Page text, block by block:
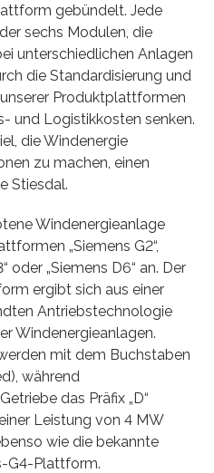
gebündelt. Jede
sechs Modulen, die
unterschiedlichen Anlagen
die Standardisierung und
Produktplattformen
und Logistikkosten senken.
die Windenergie
zu machen, einen
Stiesdal.
Windenergieanlage
„Siemens G2“,
oder „Siemens D6“ an. Der
ergibt sich aus einer
Antriebstechnologie
Windenergieanlagen.
mit dem Buchstaben
während
das Präfix „D“
Leistung von 4 MW
wie die bekannte
G4-Plattform.